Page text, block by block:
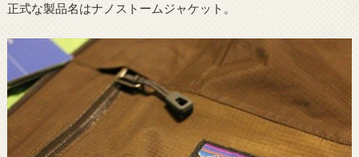
正式な製品名はナノストームジャケット。